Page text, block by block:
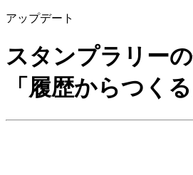
アップデート
スタンプラリー
「履歴からつく